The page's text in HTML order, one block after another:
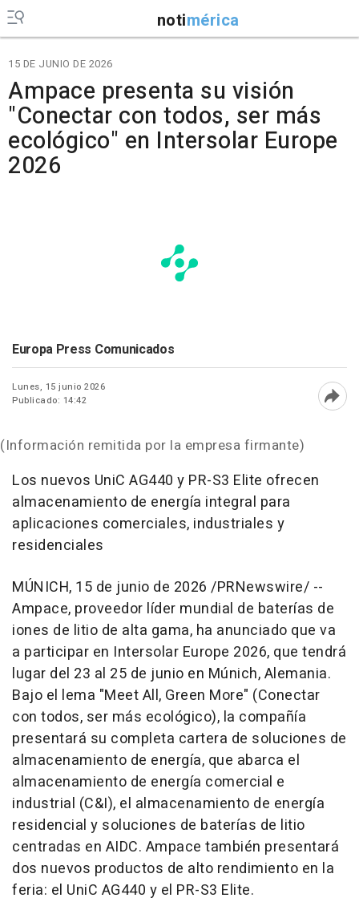
notimérica
15 DE JUNIO DE 2026
Ampace presenta su visión
"Conectar con todos, ser más
ecológico" en Intersolar Europe
2026
Europa Press Comunicados
Lunes, 15 junio 2026
Publicado: 14:42
(Información remitida por la empresa firmante)
Los nuevos UniC AG440 y PR-S3 Elite ofrecen
almacenamiento de energía integral para
aplicaciones comerciales, industriales y
residenciales
MÚNICH, 15 de junio de 2026 /PRNewswire/ --
Ampace, proveedor líder mundial de baterías de
iones de litio de alta gama, ha anunciado que va
a participar en Intersolar Europe 2026, que tendrá
lugar del 23 al 25 de junio en Múnich, Alemania.
Bajo el lema "Meet All, Green More" (Conectar
con todos, ser más ecológico), la compañía
presentará su completa cartera de soluciones de
almacenamiento de energía, que abarca el
almacenamiento de energía comercial e
industrial (C&I), el almacenamiento de energía
residencial y soluciones de baterías de litio
centradas en AIDC. Ampace también presentará
dos nuevos productos de alto rendimiento en la
feria: el UniC AG440 y el PR-S3 Elite.